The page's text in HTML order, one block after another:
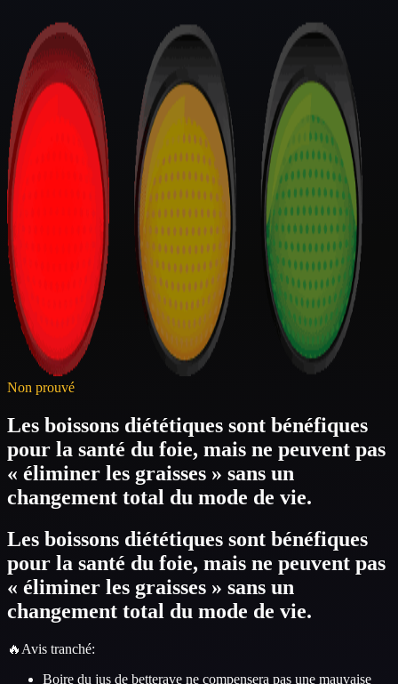
Non prouvé
Les boissons diététiques sont bénéfiques
pour la santé du foie, mais ne peuvent pas
« éliminer les graisses » sans un
changement total du mode de vie.
Les boissons diététiques sont bénéfiques
pour la santé du foie, mais ne peuvent pas
« éliminer les graisses » sans un
changement total du mode de vie.
🔥 Avis tranché:
Boire du jus de betterave ne compensera pas une mauvaise